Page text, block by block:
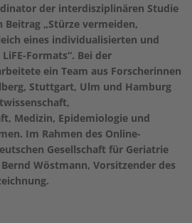
der interdisziplinären Studie
Beitrag „Stürze vermeiden,
eines individualisierten und
Formats“. Bei der
ein Team aus Forscherinnen
Stuttgart, Ulm und Hamburg
Medizin, Epidemiologie und
Im Rahmen des Online-
Gesellschaft für Geriatrie
Wöstmann, Vorsitzender des